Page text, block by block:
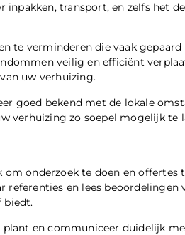
inpakken, transport, en zelfs het
te verminderen die vaak
veilig en efficiënt
uw verhuizing.
goed bekend met de lokale
verhuizing zo soepel mogelijk te
onderzoek te doen en offertes
en lees beoordelingen
biedt.
en communiceer duidelijk